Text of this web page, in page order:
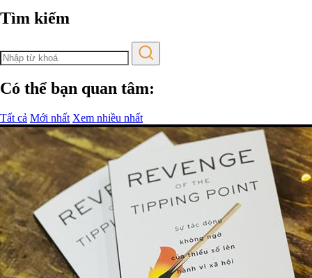
Tìm kiếm
Có thể bạn quan tâm:
Tất cả Mới nhất Xem nhiều nhất